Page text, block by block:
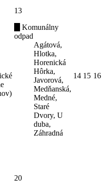
13
Komunálny
odpad
Agátová,
Hlotka,
Horenická
Hôrka,
Javorová,
Medňanská,
Medné,
Staré
Dvory, U
duba,
Záhradná
14 15 16
20